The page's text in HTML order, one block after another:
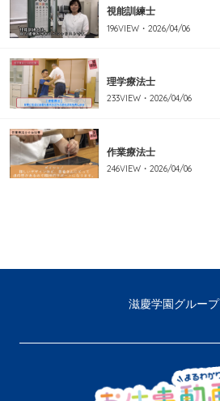
視能訓練士
196VIEW・ 2026/04/06
理学療法士
233VIEW・ 2026/04/06
作業療法士
246VIEW・ 2026/04/06
滋慶学園グループ